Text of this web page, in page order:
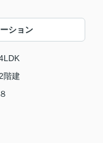
ション
2階建